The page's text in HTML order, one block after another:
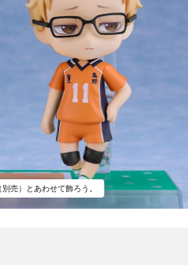
売）とあわせて飾ろう。